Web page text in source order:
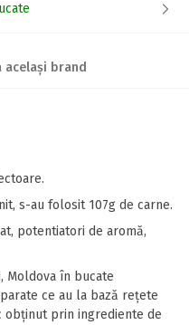
același brand
s-au folosit 107g de carne.
potentiatori de aromă,
Moldova în bucate
ce au la bază rețete
obținut prin ingrediente de